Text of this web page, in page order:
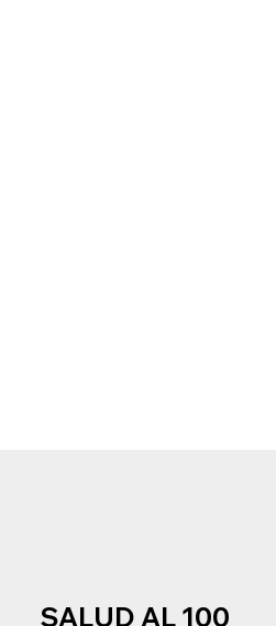
SALUD AL 100